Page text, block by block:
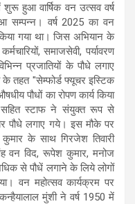
हुआ वार्षिक वन उत्सव वर्ष
सम्पन्न। वर्ष 2025 का वन
गया था। जिस अभियान के
समाजसेवी, पर्यावरण
प्रजातियों के पौधे लगाए
तहत "सेम्फोर्ड फ्यूचर इस्टिक
पौधों का रोपण कार्य किया
सहित स्टाफ ने संयुक्त रूप से
पौधे लगाए गये। इस मौके पर
के साथ गिरजेश तिवारी
वन विद, रूपेश कुमार, मनोज
से पौधें लगाने के लिये लोगों
वन महोत्सव कार्यक्रम पर
मुंशी ने वर्ष 1950 में